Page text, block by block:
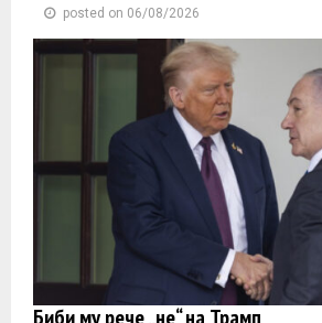
posted on 06/08/2026